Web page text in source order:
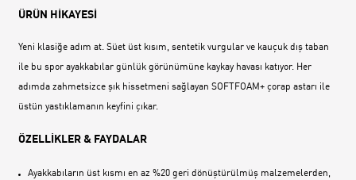
ÜRÜN HİKAYESİ
Yeni klasiğe adım at. Süet üst kısım, sentetik vurgular ve kauçuk dış taban
ile bu spor ayakkabılar günlük görünümüne kaykay havası katıyor. Her
adımda zahmetsizce şık hissetmeni sağlayan SOFTFOAM+ çorap astarı ile
üstün yastıklamanın keyfini çıkar.
ÖZELLİKLER & FAYDALAR
Ayakkabıların üst kısmı en az %20 geri dönüştürülmüş malzemelerden,